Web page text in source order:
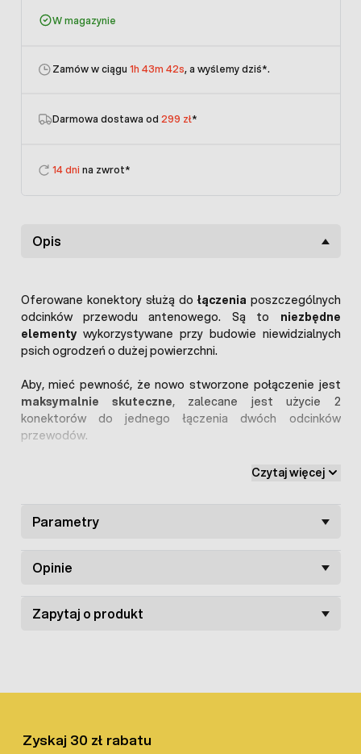
W magazynie
Zamów w ciągu 1h 43m 42s, a wyślemy dziś*.
Darmowa dostawa od 299 zł*
14 dni na zwrot*
Opis
Oferowane konektory służą dołączenia poszczególnych
odcinków przewodu antenowego. Są to niezbędne
elementywykorzystywane przy budowie niewidzialnych
psich ogrodzeń o dużej powierzchni.
Aby, mieć pewność, że nowo stworzone połączenie jest
maksymalnie skuteczne, zalecane jest użycie 2
konektorów do jednego łączenia dwóch odcinków
przewodów.
Oferta dotyczy opakowania zawierającego4 sztuki
konektory z zestawu podstawowego
Czytaj więcej
Parametry
Opinie
Zapytaj o produkt
Zyskaj 30 zł rabatu